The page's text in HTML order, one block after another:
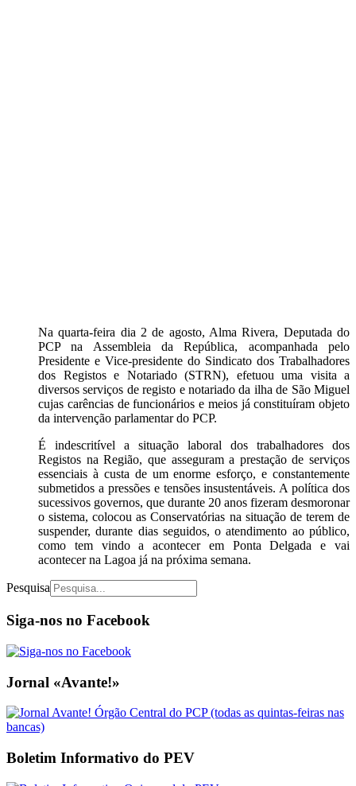
Na quarta-feira dia 2 de agosto, Alma Rivera, Deputada do
PCP na Assembleia da República, acompanhada pelo
Presidente e Vice-presidente do Sindicato dos Trabalhadores
dos Registos e Notariado (STRN), efetuou uma visita a
diversos serviços de registo e notariado da ilha de São Miguel
cujas carências de funcionários e meios já constituíram objeto
da intervenção parlamentar do PCP.
É indescritível a situação laboral dos trabalhadores dos
Registos na Região, que asseguram a prestação de serviços
essenciais à custa de um enorme esforço, e constantemente
submetidos a pressões e tensões insustentáveis. A política dos
sucessivos governos, que durante 20 anos fizeram desmoronar
o sistema, colocou as Conservatórias na situação de terem de
suspender, durante dias seguidos, o atendimento ao público,
como tem vindo a acontecer em Ponta Delgada e vai
acontecer na Lagoa já na próxima semana.
Pesquisa
Siga-nos no Facebook
Jornal «Avante!»
Boletim Informativo do PEV